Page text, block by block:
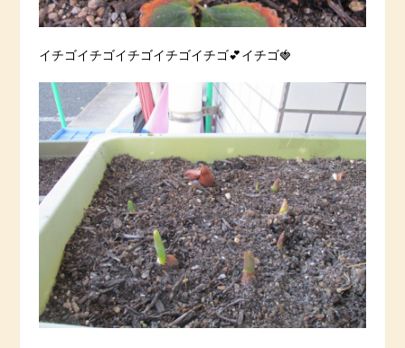
イチゴイチゴイチゴイチゴイチゴ💕イチゴ🍓